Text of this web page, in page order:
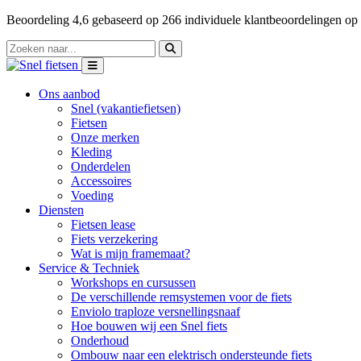
Beoordeling 4,6 gebaseerd op 266 individuele klantbeoordelingen op
Ons aanbod
Snel (vakantiefietsen)
Fietsen
Onze merken
Kleding
Onderdelen
Accessoires
Voeding
Diensten
Fietsen lease
Fiets verzekering
Wat is mijn framemaat?
Service & Techniek
Workshops en cursussen
De verschillende remsystemen voor de fiets
Enviolo traploze versnellingsnaaf
Hoe bouwen wij een Snel fiets
Onderhoud
Ombouw naar een elektrisch ondersteunde fiets